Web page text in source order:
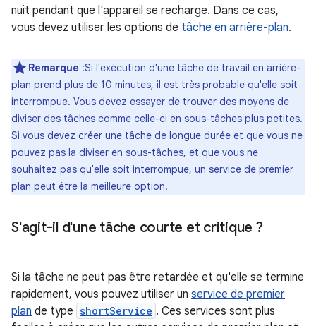
nuit pendant que l'appareil se recharge. Dans ce cas,
vous devez utiliser les options de tâche en arrière-plan.
Remarque :Si l'exécution d'une tâche de travail en arrière-
plan prend plus de 10 minutes, il est très probable qu'elle soit
interrompue. Vous devez essayer de trouver des moyens de
diviser des tâches comme celle-ci en sous-tâches plus petites.
Si vous devez créer une tâche de longue durée et que vous ne
pouvez pas la diviser en sous-tâches, et que vous ne
souhaitez pas qu'elle soit interrompue, un service de premier
plan peut être la meilleure option.
S'agit-il d'une tâche courte et critique ?
Si la tâche ne peut pas être retardée et qu'elle se termine
rapidement, vous pouvez utiliser un service de premier
plan de type shortService . Ces services sont plus